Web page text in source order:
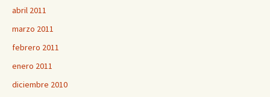
abril 2011
marzo 2011
febrero 2011
enero 2011
diciembre 2010